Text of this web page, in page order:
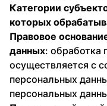
Категории
которых
Правовое
данных: обработка
осуществляется с
персональных
персональных